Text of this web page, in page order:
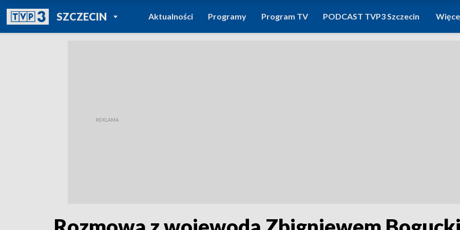
SZCZECINPOWRÓT DO
TVP REGIONY
Aktualności Programy Program TV PODCAST TVP3 Szczecin